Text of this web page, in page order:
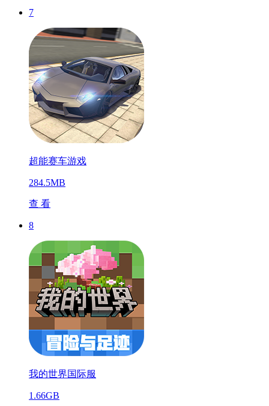
7
超能赛车游戏
284.5MB
查 看
8
我的世界国际服
1.66GB